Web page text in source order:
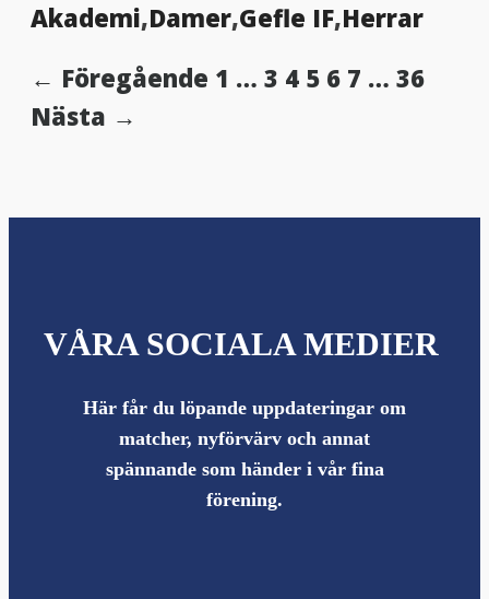
Akademi,Damer,Gefle IF,Herrar
← Föregående 1 … 3 4 5 6 7 … 36
Nästa →
VÅRA SOCIALA MEDIER
Här får du löpande uppdateringar om
matcher, nyförvärv och annat
spännande som händer i vår fina
förening.